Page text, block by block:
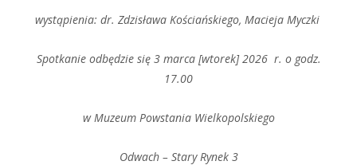
wystąpienia: dr. Zdzisława Kościańskiego, Macieja Myczki
Spotkanie odbędzie się 3 marca [wtorek] 2026 r. o godz.
17.00
w Muzeum Powstania Wielkopolskiego
Odwach – Stary Rynek 3